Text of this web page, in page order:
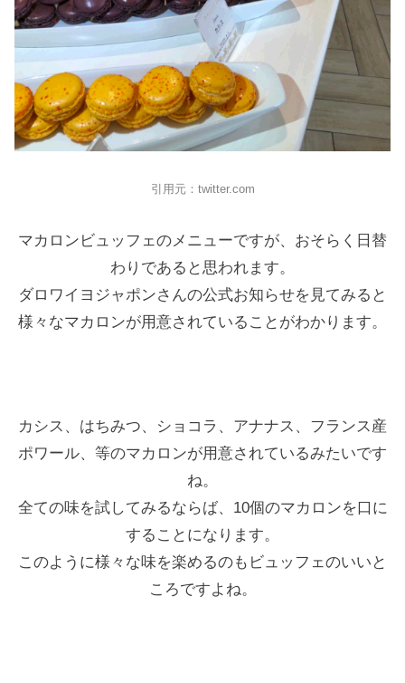
引用元：twitter.com
マカロンビュッフェのメニューですが、おそらく日替
わりであると思われます。
ダロワイヨジャポンさんの公式お知らせを見てみると
様々なマカロンが用意されていることがわかります。
カシス、はちみつ、ショコラ、アナナス、フランス産
ポワール、等のマカロンが用意されているみたいです
ね。
全ての味を試してみるならば、10個のマカロンを口に
することになります。
このように様々な味を楽めるのもビュッフェのいいと
ころですよね。